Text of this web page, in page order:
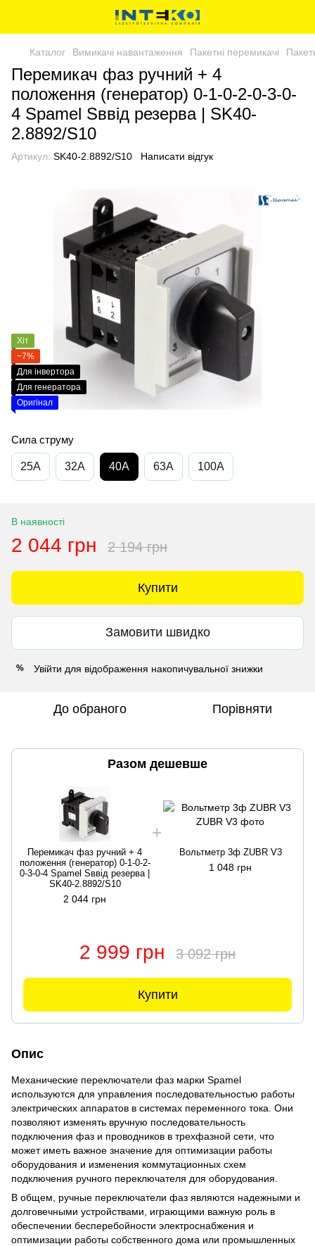
Каталог Вимикачі навантаження Пакетні перемикачі
Перемикач фаз ручний + 4
положення (генератор) 0-1-0-2-0-3-0-
4 Spamel Sввід резерва | SK40-
2.8892/S10
Артикул: SK40-2.8892/S10 Написати відгук
Хіт
−7%
Для інвертора
Для генератора
Оригінал
Сила струму
25A 32A 40A 63A 100A
В наявності
2 044 грн 2 194 грн
Купити
Замовити швидко
% Увійти для відображення накопичувальної знижки
До обраного Порівняти
Разом дешевше
Перемикач фаз ручний + 4
положення (генератор) 0-1-0-2-
0-3-0-4 Spamel Sввід резерва |
SK40-2.8892/S10
2 044 грн
Вольтметр 3ф ZUBR V3
1 048 грн
2 999 грн 3 092 грн
Купити
Опис
Механические переключатели фаз марки Spamel
используются для управления последовательностью работы
электрических аппаратов в системах переменного тока. Они
позволяют изменять вручную последовательность
подключения фаз и проводников в трехфазной сети, что
может иметь важное значение для оптимизации работы
оборудования и изменения коммутационных схем
подключения ручного переключателя для оборудования.
В общем, ручные переключатели фаз являются надежными и
долговечными устройствами, играющими важную роль в
обеспечении бесперебойности электроснабжения и
оптимизации работы собственного дома или промышленных